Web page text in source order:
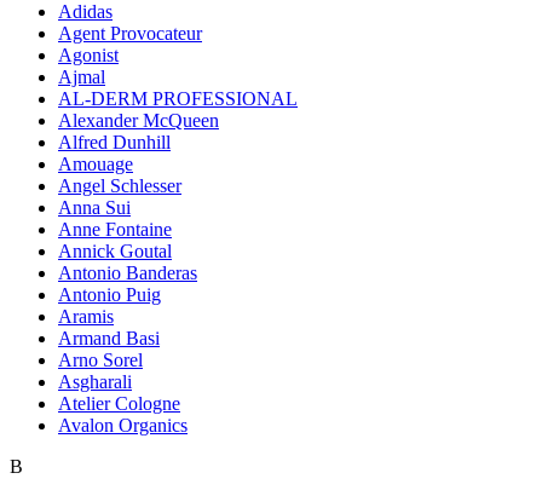
Adidas
Agent Provocateur
Agonist
Ajmal
AL-DERM PROFESSIONAL
Alexander McQueen
Alfred Dunhill
Amouage
Angel Schlesser
Anna Sui
Anne Fontaine
Annick Goutal
Antonio Banderas
Antonio Puig
Aramis
Armand Basi
Arno Sorel
Asgharali
Atelier Cologne
Avalon Organics
B